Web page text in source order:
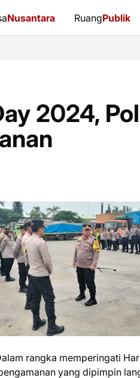
Nusantara RuangPublik
Konsolidasi
2024,
rangka memperingati
yang dipimpin